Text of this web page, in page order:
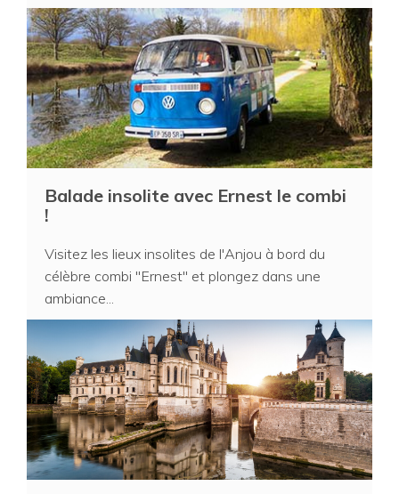
Balade insolite avec Ernest le combi
!
Visitez les lieux insolites de l'Anjou à bord du
célèbre combi "Ernest" et plongez dans une
ambiance...